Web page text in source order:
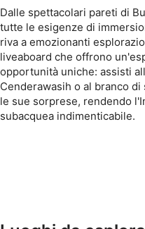
Dalle spettacolari pareti di
tutte le esigenze di
riva a emozionanti
liveaboard che offrono
opportunità uniche: assisti
Cenderawasih o al branco
le sue sorprese, rendendo
subacquea indimenticabile.